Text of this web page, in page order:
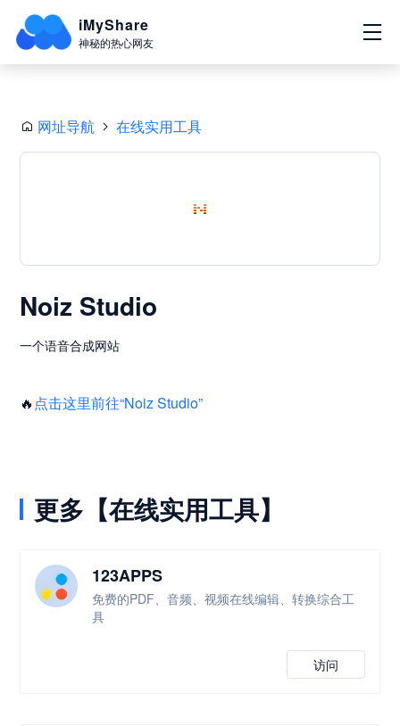
iMyShare
神秘的热心网友
网址导航 在线实用工具
Noiz Studio
一个语音合成网站
🔥 点击这里前往“Noiz Studio”
更多【在线实用工具】
123APPS
免费的PDF、音频、视频在线编辑、转换综合工
具
访问